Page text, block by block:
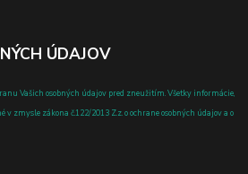
ÚDAJOV
Vašich osobných údajov pred zneužitím. Všetky informácie,
v zmysle zákona č.122/2013 Z.z. o ochrane osobných údajov a o